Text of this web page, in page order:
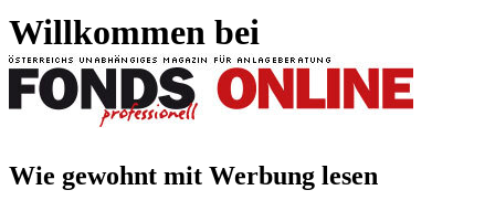
Willkommen bei
Wie gewohnt mit Werbung lesen